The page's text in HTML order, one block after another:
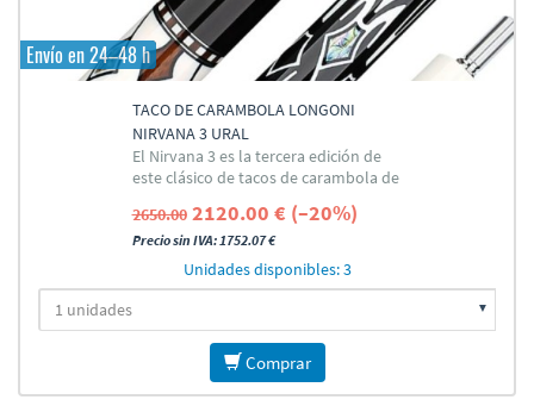
Envío en 24–48 h
TACO DE CARAMBOLA LONGONI
NIRVANA 3 URAL
El Nirvana 3 es la tercera edición de
este clásico de tacos de carambola de
2650.00 2120.00 € (–20%)
Precio sin IVA: 1752.07 €
Unidades disponibles: 3
Comprar